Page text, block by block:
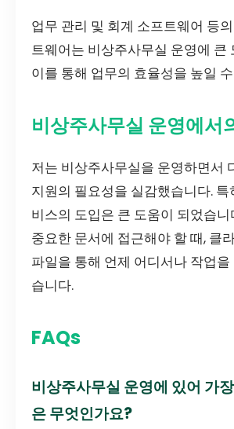
업무 관리 및 회계 소프트웨어 등
트웨어는 비상주사무실 운영에 큰
이를 통해 업무의 효율성을 높일
비상주사무실 운영에서
저는 비상주사무실을 운영하면서
지원의 필요성을 실감했습니다. 특
비스의 도입은 큰 도움이 되었습니
중요한 문서에 접근해야 할 때, 클
파일을 통해 언제 어디서나 작업을
습니다.
FAQs
비상주사무실 운영에 있어 가
은 무엇인가요?